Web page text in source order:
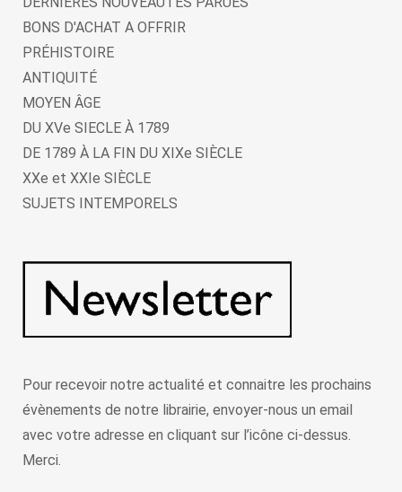
BONS D'ACHAT A OFFRIR
PRÉHISTOIRE
ANTIQUITÉ
MOYEN ÂGE
DU XVe SIECLE À 1789
DE 1789 À LA FIN DU XIXe SIÈCLE
XXe et XXIe SIÈCLE
SUJETS INTEMPORELS
Pour recevoir notre actualité et connaitre les prochains
évènements de notre librairie, envoyer-nous un email
avec votre adresse en cliquant sur l’icône ci-dessus.
Merci.